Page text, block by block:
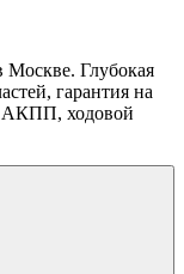
Москве. Глубокая
гарантия на
АКПП, ходовой